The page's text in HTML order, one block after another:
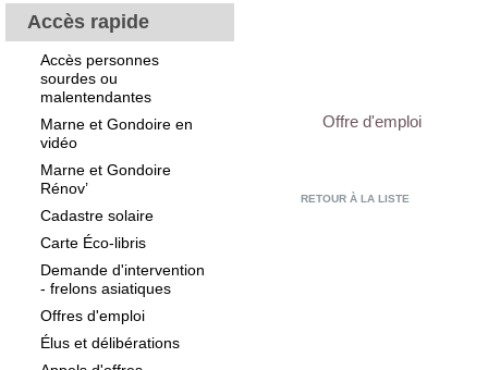
Accès rapide
Accès personnes
sourdes ou
malentendantes
Marne et Gondoire en
vidéo
Marne et Gondoire
Rénov’
Cadastre solaire
Carte Éco-libris
Demande d'intervention
- frelons asiatiques
Offres d'emploi
Élus et délibérations
Offre d'emploi
RETOUR À LA LISTE